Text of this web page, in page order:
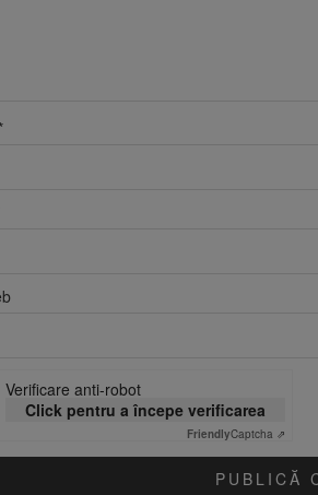
Verificare anti-robot
Click pentru a începe verificarea
FriendlyCaptcha ⇗